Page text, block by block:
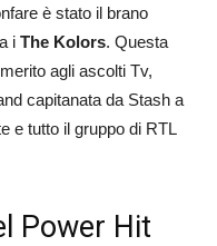
è stato il brano
i The Kolors. Questa
agli ascolti Tv,
capitanata da Stash a
e tutto il gruppo di RTL
Power Hit